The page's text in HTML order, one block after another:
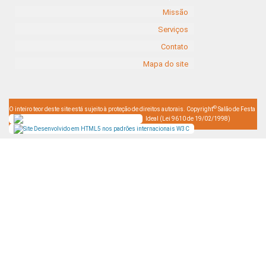
Missão
Serviços
Contato
Mapa do site
O inteiro teor deste site está sujeito à proteção de direitos autorais. Copyright© Salão de Festa
Ideal (Lei 9610 de 19/02/1998)